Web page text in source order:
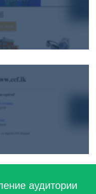
аудитории